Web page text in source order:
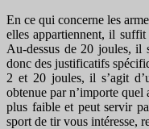
En ce qui concerne les
elles appartiennent, il suffit
Au-dessus de 20 joules, il
donc des justificatifs
2 et 20 joules, il s’agit
obtenue par n’importe quel
plus faible et peut servir
sport de tir vous intéresse,